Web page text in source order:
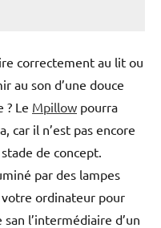
correctement au lit ou
au son d’une douce
? Le Mpillow pourra
car il n’est pas encore
de concept.
par des lampes
votre ordinateur pour
l’intermédiaire d’un